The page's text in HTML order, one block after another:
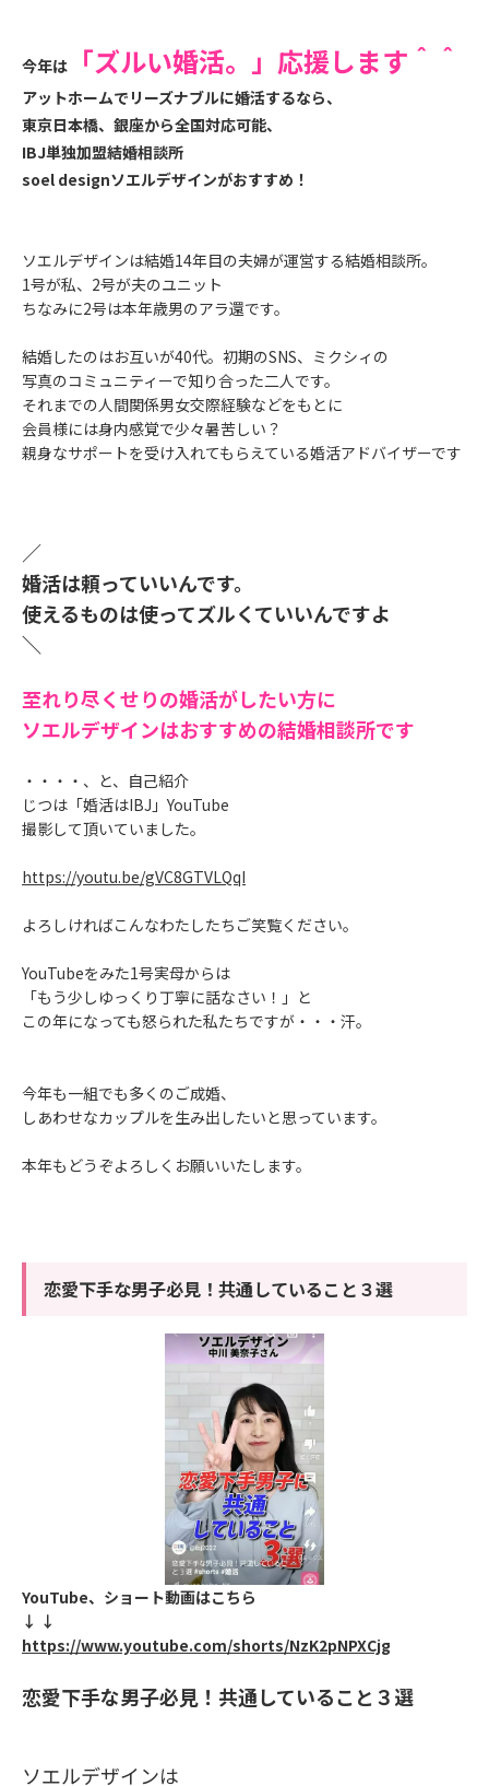
今年は 「ズルい婚活。」応援します＾＾
アットホームで リーズナブルに婚活するなら、
東京日本橋、銀座から全国対応可能、
IBJ単独加盟結婚相談所
soel designソエルデザインがおすすめ！
ソエルデザインは結婚14年目の夫婦が運営する結婚相談所。
1号が私、2号が夫のユニット
ちなみに2号は本年歳男のアラ還です。
結婚したのはお互いが40代。初期のSNS、ミクシィの
写真のコミュニティーで知り合った二人です。
それまでの人間関係男女交際経験などをもとに
会員様には身内感覚で少々暑苦しい？
親身なサポートを受け入れてもらえている婚活アドバイザーです
／
婚活は頼っていいんです。
使えるものは使ってズルくていいんですよ
＼
至れり尽くせりの婚活がしたい方に
ソエルデザインはおすすめの結婚相談所です
・・・・、と、自己紹介
じつは「婚活はIBJ」YouTube
撮影して頂いていました。
https://youtu.be/gVC8GTVLQqI
よろしければこんなわたしたちご笑覧ください。
YouTubeをみた1号実母からは
「もう少しゆっくり丁寧に話なさい！」と
この年になっても怒られた私たちですが・・・汗。
今年も一組でも多くのご成婚、
しあわせなカップルを生み出したいと思っています。
本年もどうぞよろしくお願いいたします。
恋愛下手な男子必見！共通していること３選
YouTube、ショート動画はこちら
↓ ↓
https://www.youtube.com/shorts/NzK2pNPXCjg
恋愛下手な男子必見！共通していること３選
ソエルデザインは